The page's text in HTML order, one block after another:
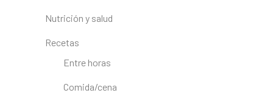
Nutrición y salud
Recetas
Entre horas
Comida/cena